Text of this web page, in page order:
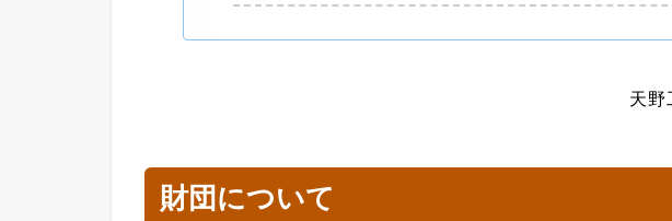
天野
財団について